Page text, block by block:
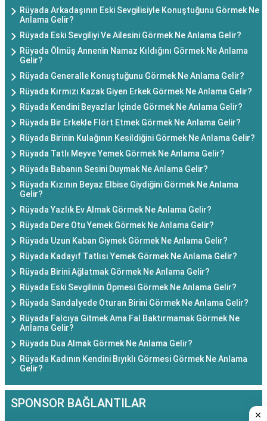
Rüyada Arkadaşının Eski Sevgilisiyle Konuştuğunu Görmek Ne
Anlama Gelir?
Rüyada Eski Sevgiliyi Ve Ailesini Görmek Ne Anlama Gelir?
Rüyada Ölmüş Annenin Namaz Kıldığını Görmek Ne Anlama
Gelir?
Rüyada Generalle Konuştuğunu Görmek Ne Anlama Gelir?
Rüyada Kırmızı Kazak Giyen Erkek Görmek Ne Anlama Gelir?
Rüyada Kendini Beyazlar İçinde Görmek Ne Anlama Gelir?
Rüyada Bir Erkekle Flört Etmek Görmek Ne Anlama Gelir?
Rüyada Birinin Kulağının Kesildiğini Görmek Ne Anlama Gelir?
Rüyada Tatlı Meyve Yemek Görmek Ne Anlama Gelir?
Rüyada Babanın Sesini Duymak Ne Anlama Gelir?
Rüyada Kızının Beyaz Elbise Giydiğini Görmek Ne Anlama
Gelir?
Rüyada Yazlık Ev Almak Görmek Ne Anlama Gelir?
Rüyada Dere Otu Yemek Görmek Ne Anlama Gelir?
Rüyada Uzun Kaban Giymek Görmek Ne Anlama Gelir?
Rüyada Kadayıf Tatlısı Yemek Görmek Ne Anlama Gelir?
Rüyada Birini Ağlatmak Görmek Ne Anlama Gelir?
Rüyada Eski Sevgilinin Öpmesi Görmek Ne Anlama Gelir?
Rüyada Sandalyede Oturan Birini Görmek Ne Anlama Gelir?
Rüyada Falcıya Gitmek Ama Fal Baktırmamak Görmek Ne
Anlama Gelir?
Rüyada Dua Almak Görmek Ne Anlama Gelir?
Rüyada Kadının Kendini Bıyıklı Görmesi Görmek Ne Anlama
Gelir?
SPONSOR BAĞLANTILAR